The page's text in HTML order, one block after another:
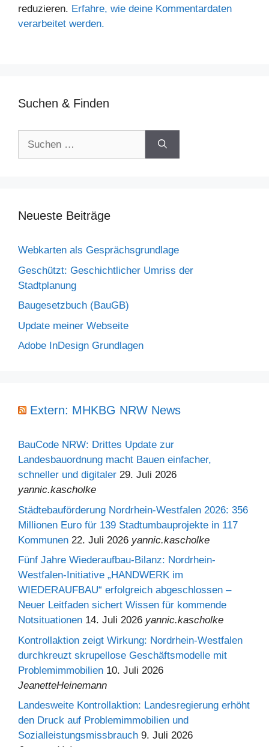
reduzieren. Erfahre, wie deine Kommentardaten
verarbeitet werden.
Suchen & Finden
Neueste Beiträge
Webkarten als Gesprächsgrundlage
Geschützt: Geschichtlicher Umriss der
Stadtplanung
Baugesetzbuch (BauGB)
Update meiner Webseite
Adobe InDesign Grundlagen
Extern: MHKBG NRW News
BauCode NRW: Drittes Update zur
Landesbauordnung macht Bauen einfacher,
schneller und digitaler 29. Juli 2026
yannic.kascholke
Städtebauförderung Nordrhein-Westfalen 2026: 356
Millionen Euro für 139 Stadtumbauprojekte in 117
Kommunen 22. Juli 2026 yannic.kascholke
Fünf Jahre Wiederaufbau-Bilanz: Nordrhein-
Westfalen-Initiative „HANDWERK im
WIEDERAUFBAU“ erfolgreich abgeschlossen –
Neuer Leitfaden sichert Wissen für kommende
Notsituationen 14. Juli 2026 yannic.kascholke
Kontrollaktion zeigt Wirkung: Nordrhein-Westfalen
durchkreuzt skrupellose Geschäftsmodelle mit
Problemimmobilien 10. Juli 2026
JeanetteHeinemann
Landesweite Kontrollaktion: Landesregierung erhöht
den Druck auf Problemimmobilien und
Sozialleistungsmissbrauch 9. Juli 2026